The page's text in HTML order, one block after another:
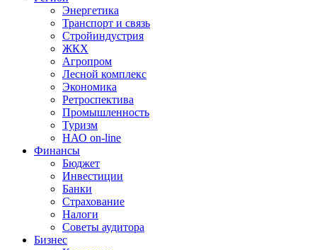
Энергетика
Транспорт и связь
Стройиндустрия
ЖКХ
Агропром
Лесной комплекс
Экономика
Ретроспектива
Промышленность
Туризм
НАО on-line
Финансы
Бюджет
Инвестиции
Банки
Страхование
Налоги
Советы аудитора
Бизнес